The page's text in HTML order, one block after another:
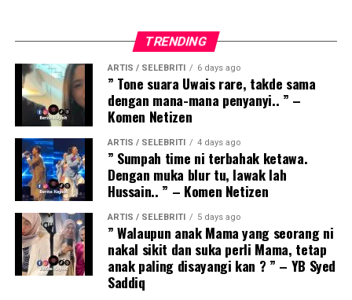
TRENDING
ARTIS / SELEBRITI 6 days ago
” Tone suara Uwais rare, takde sama
dengan mana-mana penyanyi.. ” –
Komen Netizen
ARTIS / SELEBRITI 4 days ago
” Sumpah time ni terbahak ketawa.
Dengan muka blur tu, lawak lah
Hussain.. ” – Komen Netizen
ARTIS / SELEBRITI 5 days ago
” Walaupun anak Mama yang seorang ni
nakal sikit dan suka perli Mama, tetap
anak paling disayangi kan ? ” – YB Syed
Saddiq